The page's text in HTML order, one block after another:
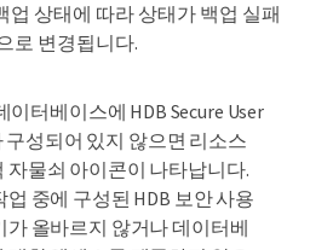
업 상태에 따라 상태가 백업 실패
로 변경됩니다.
이터베이스에 HDB Secure User
구성되어 있지 않으면 리소스
자물쇠 아이콘이 나타납니다.
업 중에 구성된 HDB 보안 사용
가 올바르지 않거나 데이터베